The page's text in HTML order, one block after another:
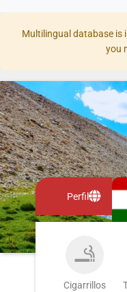
Multilingual database is
you
Perfil
Cigarrillos